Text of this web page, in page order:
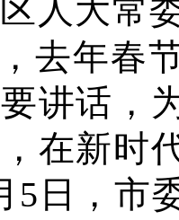
人大常
去年春
讲话，
在新时
5日，市